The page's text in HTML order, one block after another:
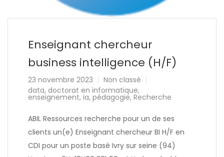
Enseignant chercheur
business intelligence (H/F)
23 novembre 2023
Non classé
data, doctorat en informatique,
enseignement, ia, pédagogie, Recherche
ABIL Ressources recherche pour un de ses
clients un(e) Enseignant chercheur BI H/F en
CDI pour un poste basé Ivry sur seine (94)